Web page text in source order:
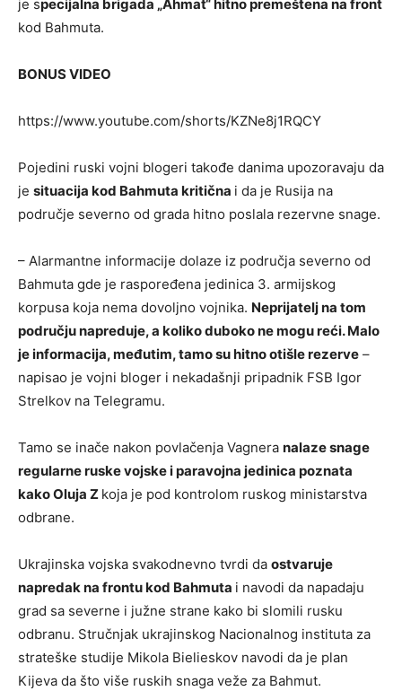
je specijalna brigada „Ahmat“ hitno premeštena na front
kod Bahmuta.
BONUS VIDEO
https://www.youtube.com/shorts/KZNe8j1RQCY
Pojedini ruski vojni blogeri takođe danima upozoravaju da
je situacija kod Bahmuta kritična i da je Rusija na
područje severno od grada hitno poslala rezervne snage.
– Alarmantne informacije dolaze iz područja severno od
Bahmuta gde je raspoređena jedinica 3. armijskog
korpusa koja nema dovoljno vojnika. Neprijatelj na tom
području napreduje, a koliko duboko ne mogu reći. Malo
je informacija, međutim, tamo su hitno otišle rezerve –
napisao je vojni bloger i nekadašnji pripadnik FSB Igor
Strelkov na Telegramu.
Tamo se inače nakon povlačenja Vagnera nalaze snage
regularne ruske vojske i paravojna jedinica poznata
kako Oluja Z koja je pod kontrolom ruskog ministarstva
odbrane.
Ukrajinska vojska svakodnevno tvrdi da ostvaruje
napredak na frontu kod Bahmuta i navodi da napadaju
grad sa severne i južne strane kako bi slomili rusku
odbranu. Stručnjak ukrajinskog Nacionalnog instituta za
strateške studije Mikola Bielieskov navodi da je plan
Kijeva da što više ruskih snaga veže za Bahmut.